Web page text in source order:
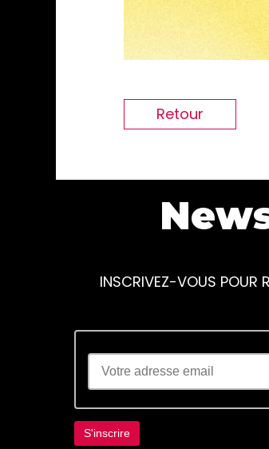
Retour
INSCRIVEZ-VOUS POUR